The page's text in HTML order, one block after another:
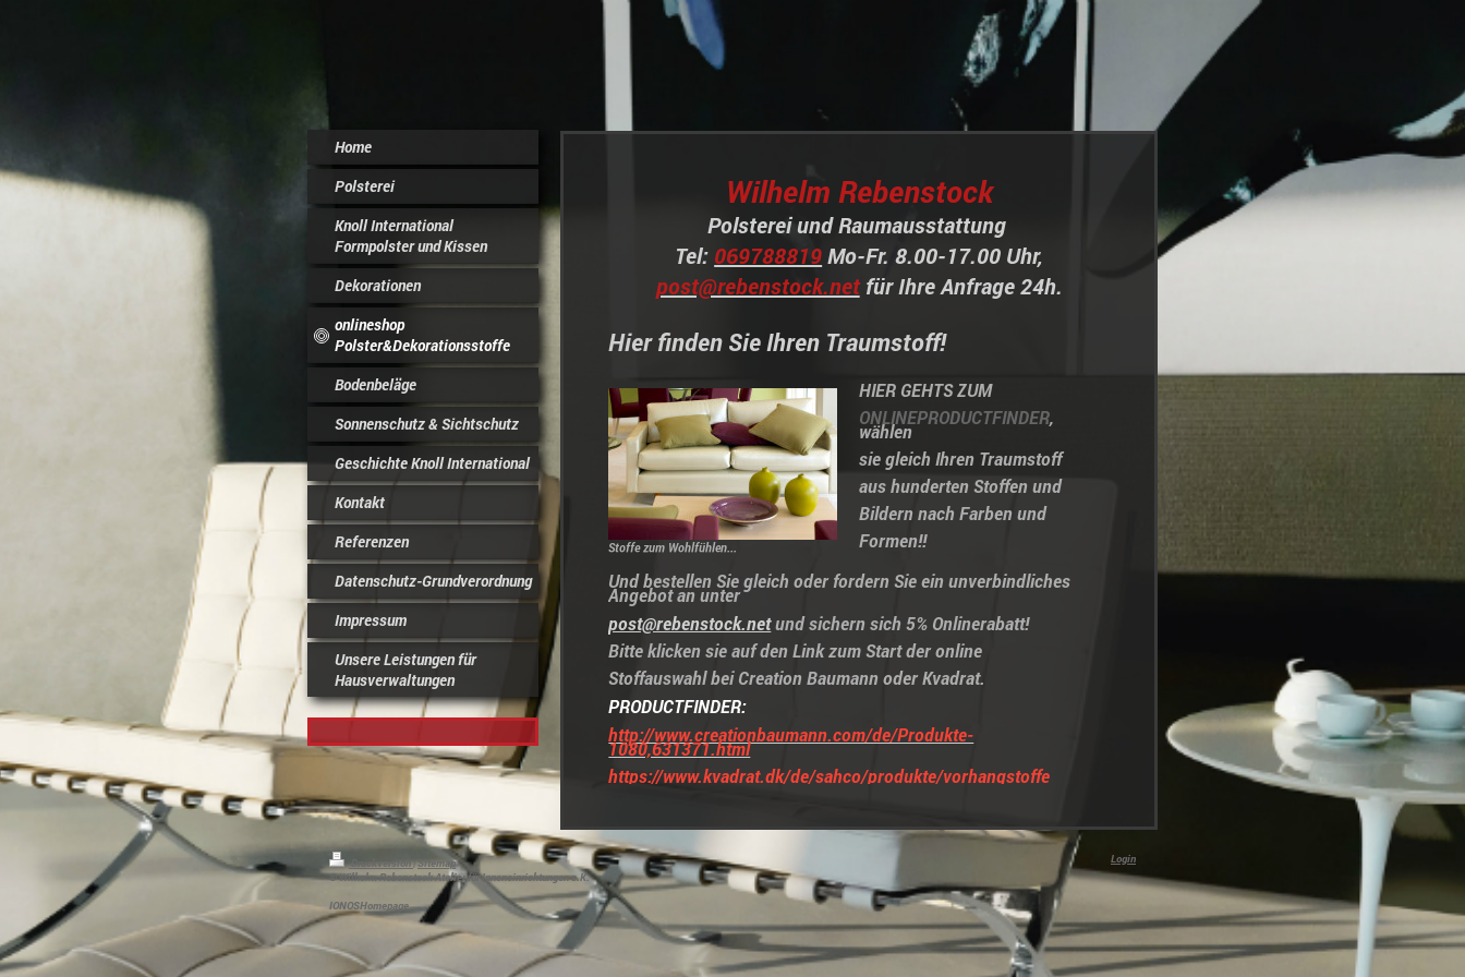
Home
Polsterei
Knoll International
Formpolster und Kissen
Dekorationen
onlineshop
Polster&Dekorationsstoffe
Bodenbeläge
Sonnenschutz & Sichtschutz
Geschichte Knoll International
Kontakt
Referenzen
Datenschutz-Grundverordnung
Impressum
Unsere Leistungen für
Hausverwaltungen
Wilhelm Rebenstock
Polsterei und Raumausstattung
Tel: 069788819Mo-Fr. 8.00-17.00 Uhr,
post@rebenstock.netfür Ihre Anfrage 24h.
Hier finden Sie Ihren Traumstoff!
Stoffe zum Wohlfühlen...
HIER GEHTS ZUM
ONLINEPRODUCTFINDER,
wählen
sie gleich Ihren Traumstoff
aus hunderten Stoffen und
Bildern nach Farben und
Formen!!
Und bestellen Sie gleich oder fordern Sie ein unverbindliches
Angebot an unter
post@rebenstock.netund sichern sich 5% Onlinerabatt!
Bitte klicken sie auf den Link zum Start der online
Stoffauswahl bei Creation Baumann oder Kvadrat.
PRODUCTFINDER:
http://www.creationbaumann.com/de/Produkte-
1080,631371.html
https://www.kvadrat.dk/de/sahco/produkte/vorhangstoffe
Druckversion|Sitemap
© Wilhelm Rebenstock Atelier für Inneneinrichtungen e.K.
IONOSHomepage
Login